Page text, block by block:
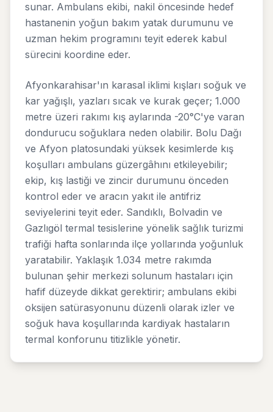
sunar. Ambulans ekibi, nakil öncesinde hedef
hastanenin yoğun bakım yatak durumunu ve
uzman hekim programını teyit ederek kabul
sürecini koordine eder.
Afyonkarahisar'ın karasal iklimi kışları soğuk ve
kar yağışlı, yazları sıcak ve kurak geçer; 1.000
metre üzeri rakımı kış aylarında -20°C'ye varan
dondurucu soğuklara neden olabilir. Bolu Dağı
ve Afyon platosundaki yüksek kesimlerde kış
koşulları ambulans güzergâhını etkileyebilir;
ekip, kış lastiği ve zincir durumunu önceden
kontrol eder ve aracın yakıt ile antifriz
seviyelerini teyit eder. Sandıklı, Bolvadin ve
Gazlıgöl termal tesislerine yönelik sağlık turizmi
trafiği hafta sonlarında ilçe yollarında yoğunluk
yaratabilir. Yaklaşık 1.034 metre rakımda
bulunan şehir merkezi solunum hastaları için
hafif düzeyde dikkat gerektirir; ambulans ekibi
oksijen satürasyonunu düzenli olarak izler ve
soğuk hava koşullarında kardiyak hastaların
termal konforunu titizlikle yönetir.